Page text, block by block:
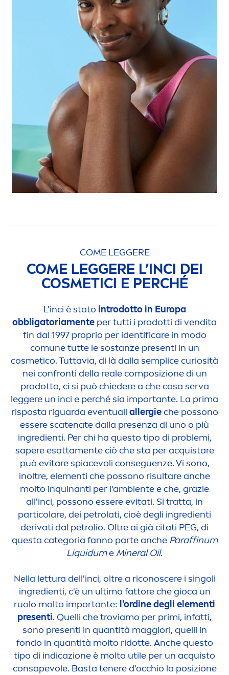
COME LEGGERE
COME LEGGERE L’INCI DEI
COSMETICI E PERCHÉ
L'inci è stato introdotto in Europa
obbligatoriamente per tutti i prodotti di vendita
fin dal 1997 proprio per identificarein modo
comune tutte le sostanze presenti in un
cosmetico. Tuttavia, di là dalla semplice curiosità
nei confronti della reale composizione di un
prodotto, ci si può chiedere a che cosa serva
leggere un inci e perché sia importante. La prima
risposta riguarda eventuali allergieche possono
essere scatenate dalla presenza di uno o più
ingredienti. Per chi ha questo tipo di problemi,
sapere esattamente ciò che sta per acquistare
può evitare spiacevoli conseguenze. Vi sono,
inoltre, elementi che possono risultare anche
molto inquinanti per l'ambiente e che, grazie
all'inci, possono essere evitati. Si tratta, in
particolare, dei petrolati, cioè degli ingredienti
derivati dal petrolio. Oltre ai già citati PEG, di
questa categoria fanno parte anche Paraffinum
LiquidumeMineral Oil.
Nella lettura dell'inci, oltre a riconoscere i singoli
ingredienti, c'è un ultimo fattore che gioca un
ruolo molto importante: l'ordine degli elementi
presenti. Quelli che troviamo per primi, infatti,
sono presenti in quantità maggiori, quelli in
fondo in quantità molto ridotte. Anche questo
tipo di indicazione è molto utile per un acquisto
consapevole. Basta tenere d'occhio la posizione